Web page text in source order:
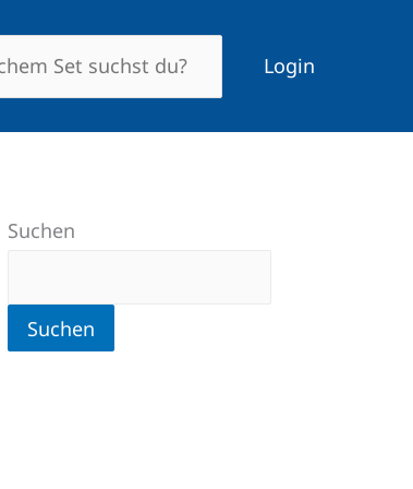
Login
Suchen
Suchen